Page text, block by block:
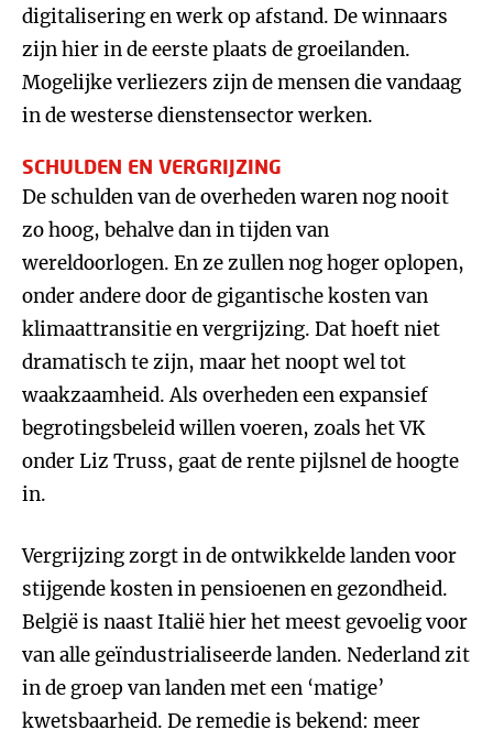
digitalisering en werk op afstand. De winnaars
zijn hier in de eerste plaats de groeilanden.
Mogelijke verliezers zijn de mensen die vandaag
in de westerse dienstensector werken.
SCHULDEN EN VERGRIJZING
De schulden van de overheden waren nog nooit
zo hoog, behalve dan in tijden van
wereldoorlogen. En ze zullen nog hoger oplopen,
onder andere door de gigantische kosten van
klimaattransitie en vergrijzing. Dat hoeft niet
dramatisch te zijn, maar het noopt wel tot
waakzaamheid. Als overheden een expansief
begrotingsbeleid willen voeren, zoals het VK
onder Liz Truss, gaat de rente pijlsnel de hoogte
in.
Vergrijzing zorgt in de ontwikkelde landen voor
stijgende kosten in pensioenen en gezondheid.
België is naast Italië hier het meest gevoelig voor
van alle geïndustrialiseerde landen. Nederland zit
in de groep van landen met een ‘matige’
kwetsbaarheid. De remedie is bekend: meer